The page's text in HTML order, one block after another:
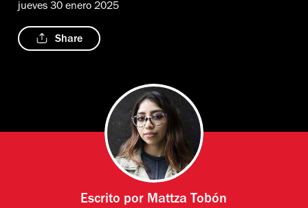
jueves 30 enero 2025
Share
Escrito por Mattza Tobón